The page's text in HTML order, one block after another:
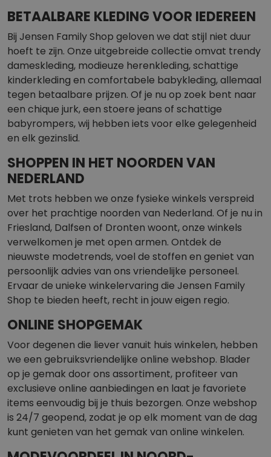
BETAALBARE KLEDING VOOR IEDEREEN
Bij Jensen Family Shop geloven we dat stijl niet duur
hoeft te zijn. Onze uitgebreide collectie omvat trendy
dameskleding, modieuze herenkleding, schattige
kinderkleding en comfortabele babykleding, allemaal
tegen betaalbare prijzen. Of je nu op zoek bent naar
een chique jurk, een stoere jeans of schattige
babyrompers, wij hebben iets voor elke gelegenheid
en elk gezinslid.
SHOPPEN IN HET NOORDEN VAN
NEDERLAND
Met trots hebben we onze fysieke winkels verspreid
over het prachtige noorden van Nederland. Of je nu in
Friesland, Dalfsen of Dronten woont, onze winkels
verwelkomen je met open armen. Ontdek de
nieuwste modetrends, voel de stoffen en geniet van
persoonlijk advies van ons vriendelijke personeel.
Ervaar de unieke winkelervaring die Jensen Family
Shop te bieden heeft, recht in jouw eigen regio.
ONLINE SHOPGEMAK
Voor degenen die liever vanuit huis winkelen, hebben
we een gebruiksvriendelijke online webshop. Blader
op je gemak door ons assortiment, profiteer van
exclusieve online aanbiedingen en laat je favoriete
items eenvoudig bij je thuis bezorgen. Onze webshop
is 24/7 geopend, zodat je op elk moment van de dag
kunt genieten van het gemak van online winkelen.